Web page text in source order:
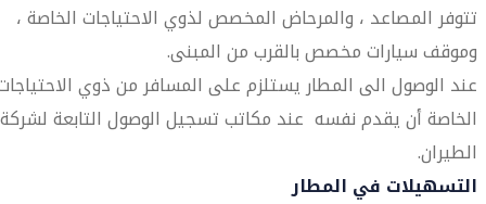
تتوفر المصاعد ، والمرحاض المخصص لذوي الاحتياجات الخاصة ،
وموقف سيارات مخصص بالقرب من المبنى.
عند الوصول الى المطار يستلزم على المسافر من ذوي
الخاصة أن يقدم نفسه عند مكاتب تسجيل الوصول التابعة لشركة
الطيران.
التسهيلات في المطار